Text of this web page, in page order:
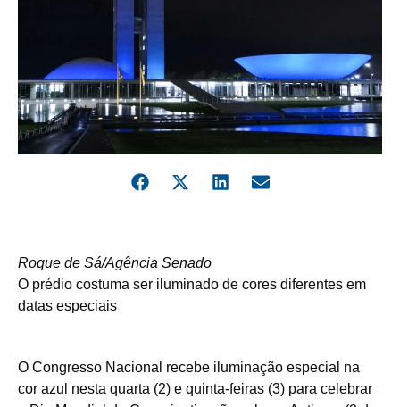
Roque de Sá/Agência Senado
O prédio costuma ser iluminado de cores diferentes em
datas especiais
O Congresso Nacional recebe iluminação especial na
cor azul nesta quarta (2) e quinta-feiras (3) para celebrar